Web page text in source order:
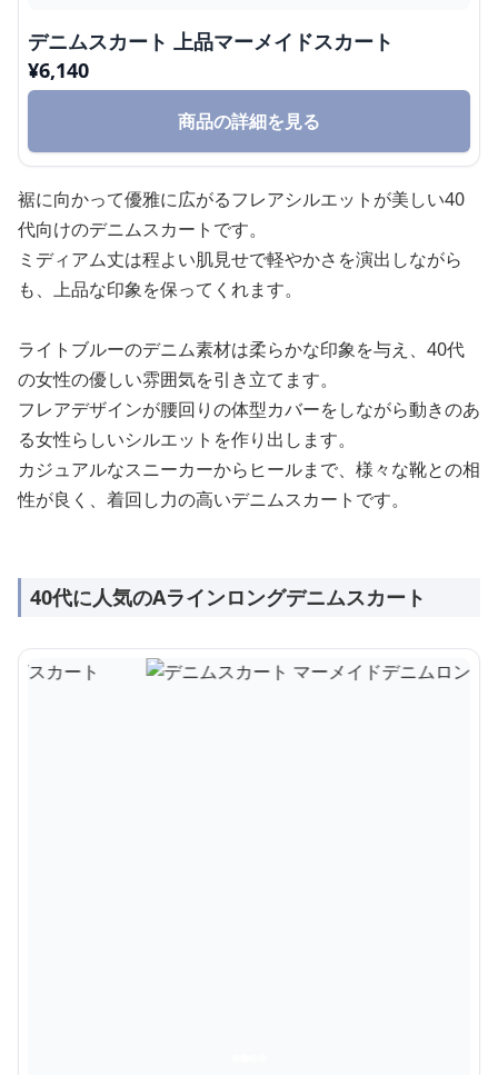
デニムスカート 上品マーメイドスカート
¥6,140
商品の詳細を見る
裾に向かって優雅に広がるフレアシルエットが美しい40
代向けのデニムスカートです。
ミディアム丈は程よい肌見せで軽やかさを演出しながら
も、上品な印象を保ってくれます。
ライトブルーのデニム素材は柔らかな印象を与え、40代
の女性の優しい雰囲気を引き立てます。
フレアデザインが腰回りの体型カバーをしながら動きのあ
る女性らしいシルエットを作り出します。
カジュアルなスニーカーからヒールまで、様々な靴との相
性が良く、着回し力の高いデニムスカートです。
40代に人気のAラインロングデニムスカート